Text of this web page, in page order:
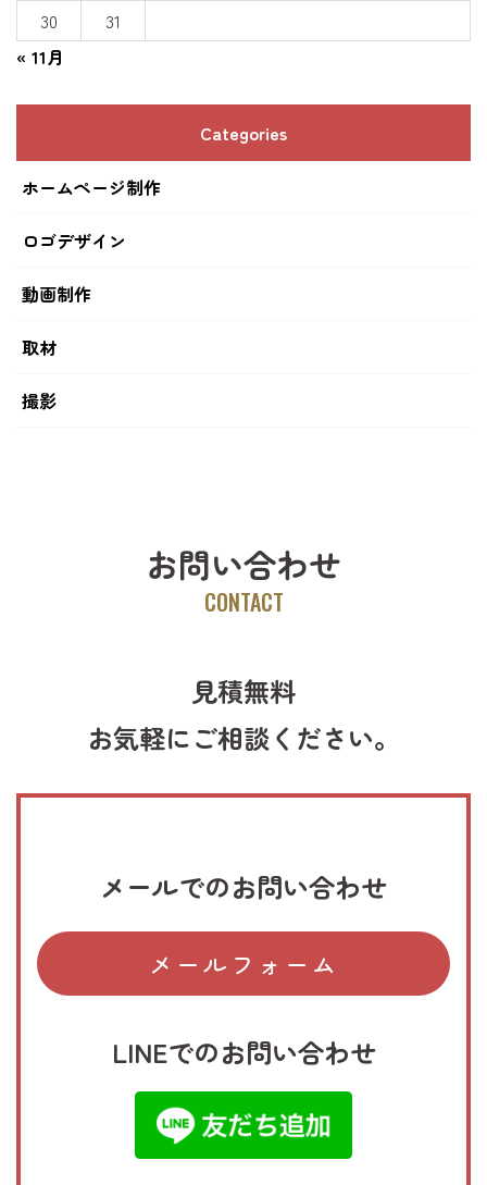
30
31
« 11月
Categories
ホームページ制作
ロゴデザイン
動画制作
取材
撮影
お問い合わせ
CONTACT
見積無料
お気軽にご相談ください。
メールでのお問い合わせ
メールフォーム
LINEでのお問い合わせ